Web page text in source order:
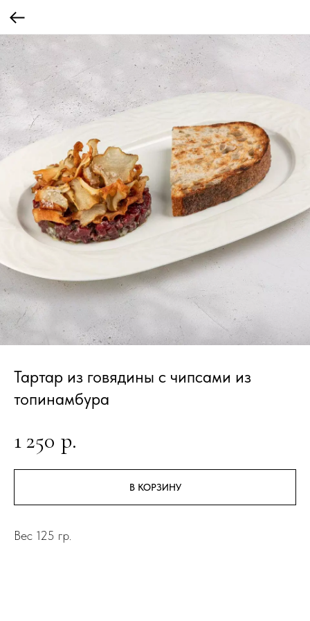
Тартар из говядины с чипсами из
топинамбура
1 250 р.
В КОРЗИНУ
Вес 125 гр.